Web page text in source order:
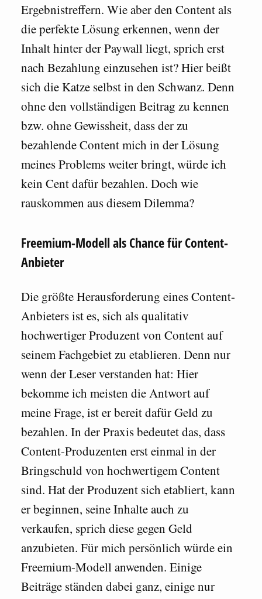
Ergebnistreffern. Wie aber den Content als
die perfekte Lösung erkennen, wenn der
Inhalt hinter der Paywall liegt, sprich erst
nach Bezahlung einzusehen ist? Hier beißt
sich die Katze selbst in den Schwanz. Denn
ohne den vollständigen Beitrag zu kennen
bzw. ohne Gewissheit, dass der zu
bezahlende Content mich in der Lösung
meines Problems weiter bringt, würde ich
kein Cent dafür bezahlen. Doch wie
rauskommen aus diesem Dilemma?
Freemium-Modell als Chance für Content-
Anbieter
Die größte Herausforderung eines Content-
Anbieters ist es, sich als qualitativ
hochwertiger Produzent von Content auf
seinem Fachgebiet zu etablieren. Denn nur
wenn der Leser verstanden hat: Hier
bekomme ich meisten die Antwort auf
meine Frage, ist er bereit dafür Geld zu
bezahlen. In der Praxis bedeutet das, dass
Content-Produzenten erst einmal in der
Bringschuld von hochwertigem Content
sind. Hat der Produzent sich etabliert, kann
er beginnen, seine Inhalte auch zu
verkaufen, sprich diese gegen Geld
anzubieten. Für mich persönlich würde ein
Freemium-Modell anwenden. Einige
Beiträge ständen dabei ganz, einige nur